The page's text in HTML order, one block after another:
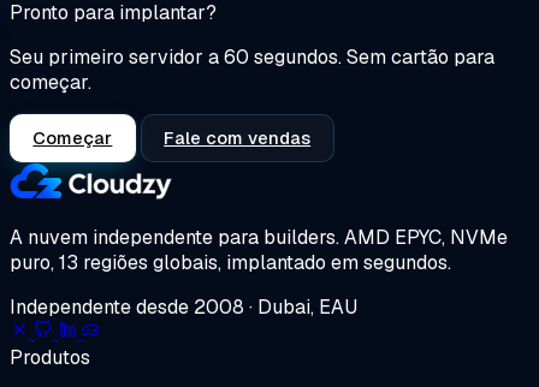
Pronto para implantar?
Seu primeiro servidor a 60 segundos. Sem cartão para
começar.
Começar Fale com vendas
A nuvem independente para builders.AMD EPYC, NVMe
puro, 13 regiões globais, implantado em segundos.
Independente desde 2008 · Dubai, EAU
Produtos